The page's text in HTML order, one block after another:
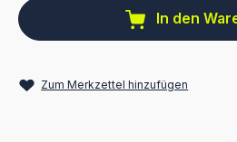
In den
Zum Merkzettel hinzufügen